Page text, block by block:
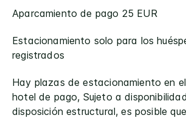
Aparcamiento de pago 25 EUR
Estacionamiento solo para los
registrados
Hay plazas de estacionamiento en
hotel de pago, Sujeto a
disposición estructural, es posible